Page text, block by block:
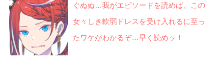
ぐぬぬ…我がエピソードを読めば、この
女々しき軟弱ドレスを受け入れるに至っ
たワケがわかるぞ…早く読めッ！